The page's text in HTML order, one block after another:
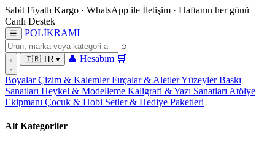
Sabit Fiyatlı Kargo · WhatsApp ile İletişim · Haftanın her günü
Canlı Destek
☰ POLİKRAMI
⌕
🇹🇷 TR ▾ 👤 Hesabım 🛒
BoyalarÇizim & KalemlerFırçalar & AletlerYüzeylerBaskı
Sanatları Heykel & Modelleme Kaligrafi & Yazı Sanatları Atölye
Ekipmanı Çocuk & Hobi Setler & Hediye Paketleri
Alt Kategoriler